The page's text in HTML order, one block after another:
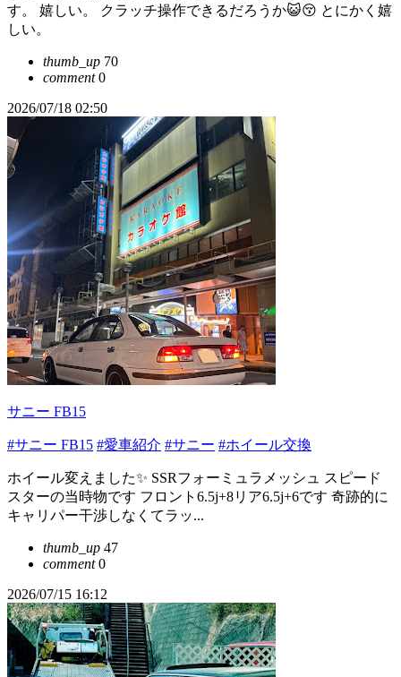
す。 嬉しい。 クラッチ操作できるだろうか😺😚 とにかく嬉
しい。
thumb_up 70
comment0
2026/07/18 02:50
サニー FB15
#サニー FB15 #愛車紹介 #サニー #ホイール交換
ホイール変えました✨ SSRフォーミュラメッシュ スピード
スターの当時物です フロント6.5j+8リア6.5j+6です 奇跡的に
キャリパー干渉しなくてラッ...
thumb_up 47
comment0
2026/07/15 16:12